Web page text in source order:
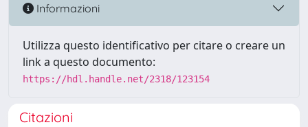
Informazioni
Utilizza questo identificativo per citare o creare un
link a questo documento:
https://hdl.handle.net/2318/123154
Citazioni